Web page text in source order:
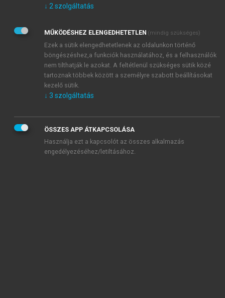
Kérek értesítést az Akadémiai Kiadó Zrt. újdonságairól,
Adatkezelési tájékoztatóbanfoglaltakat tudomásul
veszem és elfogadom.
Általános vásárlási feltételeket, valamint a szotar.netés a
mersz.huoldalak licencszerződéseiben foglaltakat
tudomásul veszem és elfogadom.
KIPRÓBÁLOM
↓ 2 szolgáltatás
MŰKÖDÉSHEZ ELENGEDHETETLEN (mindig szükséges)
Ezek a sütik elengedhetetlenek az oldalunkon történő
böngészéshez,a funkciók használatához, és a felhasználók
nem tilthatják le azokat. A feltétlenül szükséges sütik közé
tartoznak többek között a személyre szabott beállításokat
kezelő sütik.
↓ 3 szolgáltatás
ÖSSZES APP ÁTKAPCSOLÁSA
Használja ezt a kapcsolót az összes alkalmazás
engedélyezéséhez/letiltásához.